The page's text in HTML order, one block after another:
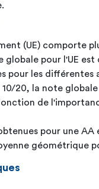
(UE) comporte
globale pour l'UE est
pour les différentes
20, la note
de
pour une
géométrique